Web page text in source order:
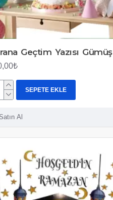
Geçtim Yazısı Gümüş
SEPETE EKLE
Satın Al